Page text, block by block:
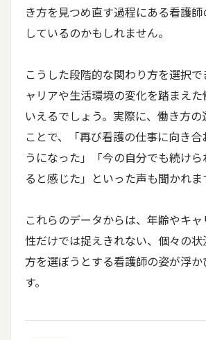
き方を見つめ直す過程にある看護
しているのかもしれません。
こうした段階的な関わり方を選択
ャリアや生活環境の変化を踏まえ
いえるでしょう。実際に、働き方
ことで、「再び看護の仕事に向き
うになった」「今の自分でも続け
ると感じた」といった声も聞かれま
これらのデータからは、年齢やキ
性だけでは捉えきれない、個々の
方を選ぼうとする看護師の姿が浮か
す。